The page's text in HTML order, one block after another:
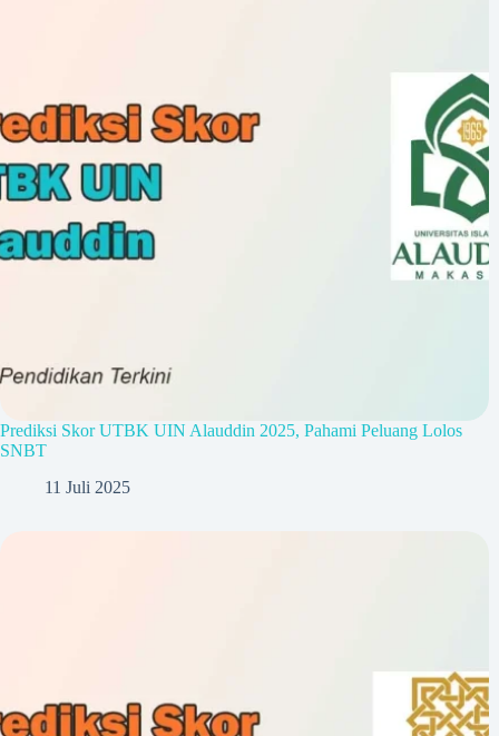
Prediksi Skor UTBK UIN Alauddin 2025, Pahami Peluang Lolos
SNBT
11 Juli 2025